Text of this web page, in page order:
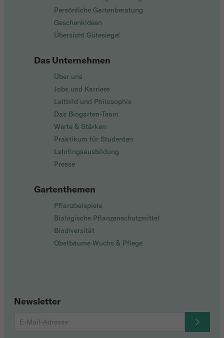
Persönliche Gartenberatung
Geschenkideen
Übersicht Gütesiegel
Das Unternehmen
Über uns
Jobs und Karriere
Leitbild und Philosophie
Das Biogarten-Team
Werte & Stärken
Praktikum für Studenten
Lehrlingsausbildung
Presse
Gartenthemen
Pflanzbeispiele
Biologische Pflanzenschutzmittel
Biodiversität
Obstbäume Wuchs & Pflege
Newsletter